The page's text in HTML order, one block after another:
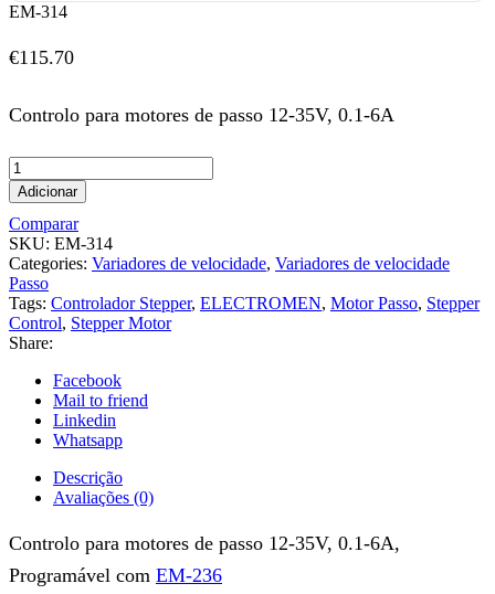
EM-314
€115.70
Controlo para motores de passo 12-35V, 0.1-6A
Adicionar
Comparar
SKU: EM-314
Categories: Variadores de velocidade, Variadores de velocidade
Passo
Tags: Controlador Stepper, ELECTROMEN, Motor Passo, Stepper
Control, Stepper Motor
Share:
Facebook
Mail to friend
Linkedin
Whatsapp
Descrição
Avaliações (0)
Controlo para motores de passo 12-35V, 0.1-6A,
Programável com EM-236